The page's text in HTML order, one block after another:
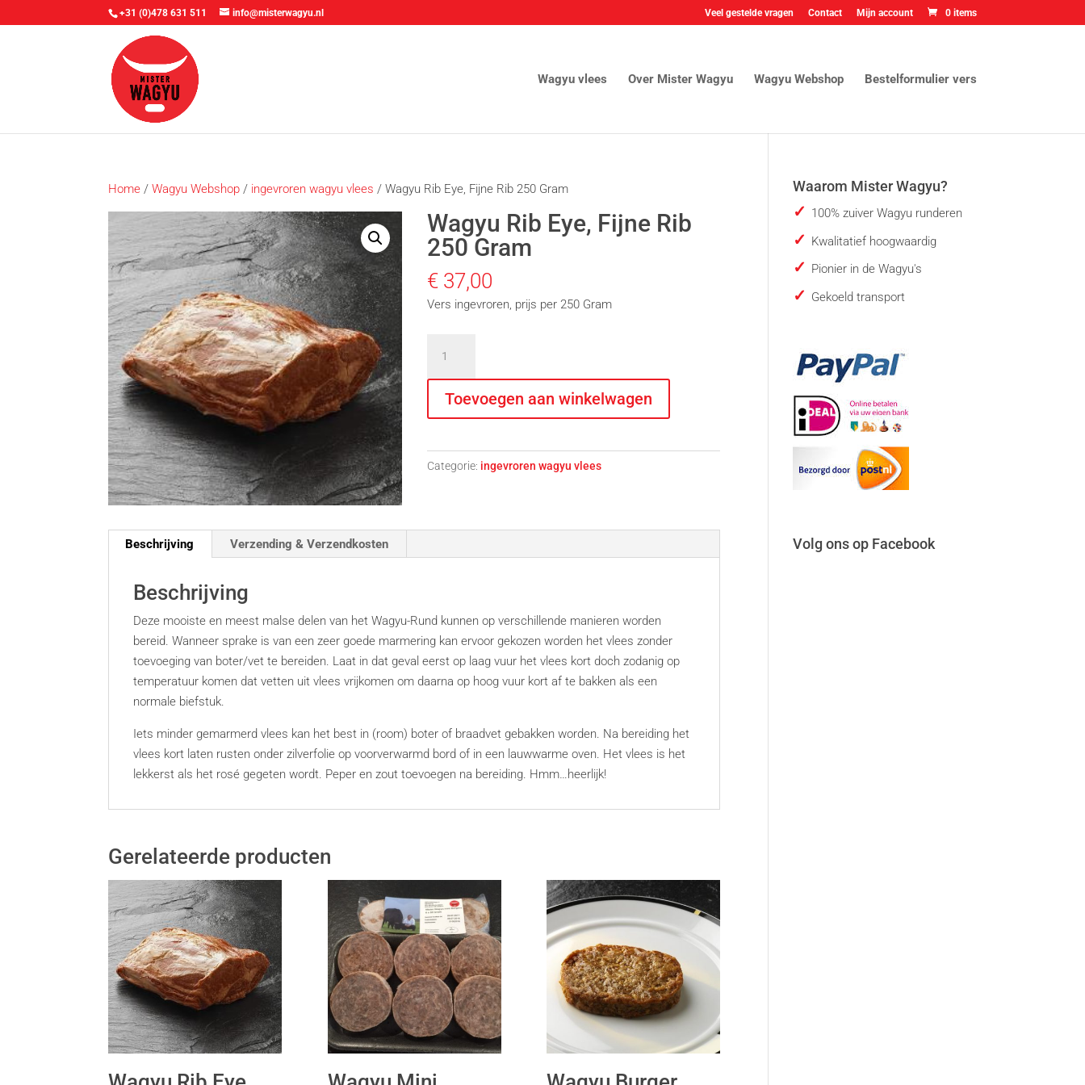
+31 (0)478 631 511 info@misterwagyu.nl Veel gestelde vragen Contact Mijn account 0 items
Wagyu vlees Over Mister Wagyu Wagyu Webshop Bestelformulier vers
Home /Wagyu Webshop / ingevroren wagyu vlees / Wagyu Rib Eye, Fijne Rib 250 Gram
Wagyu Rib Eye, Fijne Rib
250 Gram
€37,00
Vers ingevroren, prijs per 250 Gram
Eye,
Fijne
Rib
Gram
Toevoegen aan winkelwagen
Categorie: ingevroren wagyu vlees
Beschrijving Verzending & Verzendkosten
Beschrijving
Deze mooiste en meest malse delen van het Wagyu-Rund kunnen op verschillende manieren worden
bereid. Wanneer sprake is van een zeer goede marmering kan ervoor gekozen worden het vlees zonder
toevoeging van boter/vet te bereiden. Laat in dat geval eerst op laag vuur het vlees kort doch zodanig op
temperatuur komen dat vetten uit vlees vrijkomen om daarna op hoog vuur kort af te bakken als een
normale biefstuk.
Iets minder gemarmerd vlees kan het best in (room) boter of braadvet gebakken worden. Na bereiding het
vlees kort laten rusten onder zilverfolie op voorverwarmd bord of in een lauwwarme oven. Het vlees is het
lekkerst als het rosé gegeten wordt. Peper en zout toevoegen na bereiding. Hmm…heerlijk!
Gerelateerde producten
Waarom Mister Wagyu?
100% zuiver Wagyu runderen
Kwalitatief hoogwaardig
Pionier in de Wagyu's
Gekoeld transport
Volg ons op Facebook